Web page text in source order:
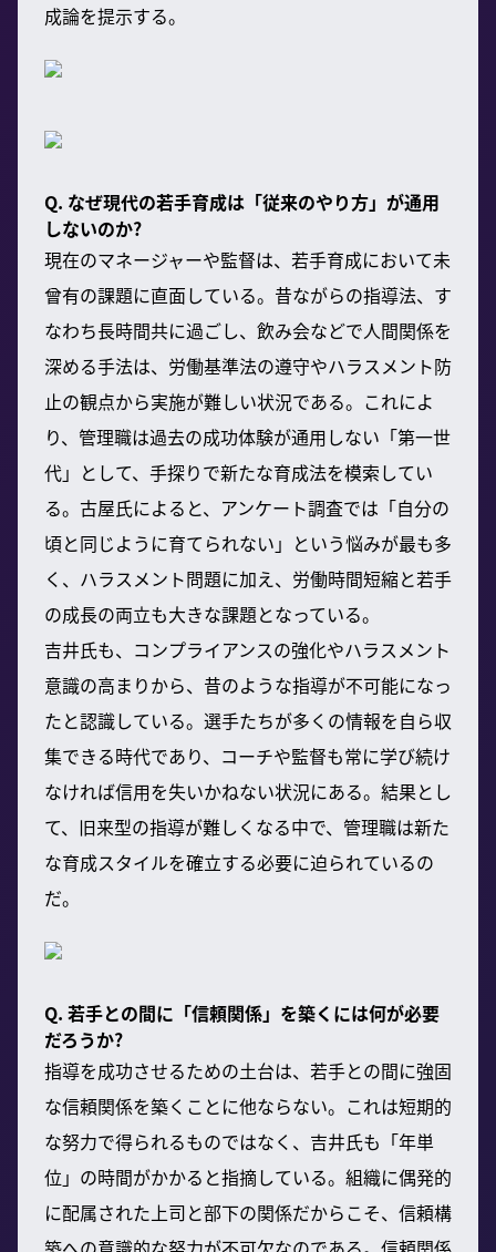
成論を提示する。
Q. なぜ現代の若手育成は「従来のやり方」が通用
しないのか?
現在のマネージャーや監督は、若手育成において未
曾有の課題に直面している。昔ながらの指導法、す
なわち長時間共に過ごし、飲み会などで人間関係を
深める手法は、労働基準法の遵守やハラスメント防
止の観点から実施が難しい状況である。これによ
り、管理職は過去の成功体験が通用しない「第一世
代」として、手探りで新たな育成法を模索してい
る。古屋氏によると、アンケート調査では「自分の
頃と同じように育てられない」という悩みが最も多
く、ハラスメント問題に加え、労働時間短縮と若手
の成長の両立も大きな課題となっている。
吉井氏も、コンプライアンスの強化やハラスメント
意識の高まりから、昔のような指導が不可能になっ
たと認識している。選手たちが多くの情報を自ら収
集できる時代であり、コーチや監督も常に学び続け
なければ信用を失いかねない状況にある。結果とし
て、旧来型の指導が難しくなる中で、管理職は新た
な育成スタイルを確立する必要に迫られているの
だ。
Q. 若手との間に「信頼関係」を築くには何が必要
だろうか?
指導を成功させるための土台は、若手との間に強固
な信頼関係を築くことに他ならない。これは短期的
な努力で得られるものではなく、吉井氏も「年単
位」の時間がかかると指摘している。組織に偶発的
に配属された上司と部下の関係だからこそ、信頼構